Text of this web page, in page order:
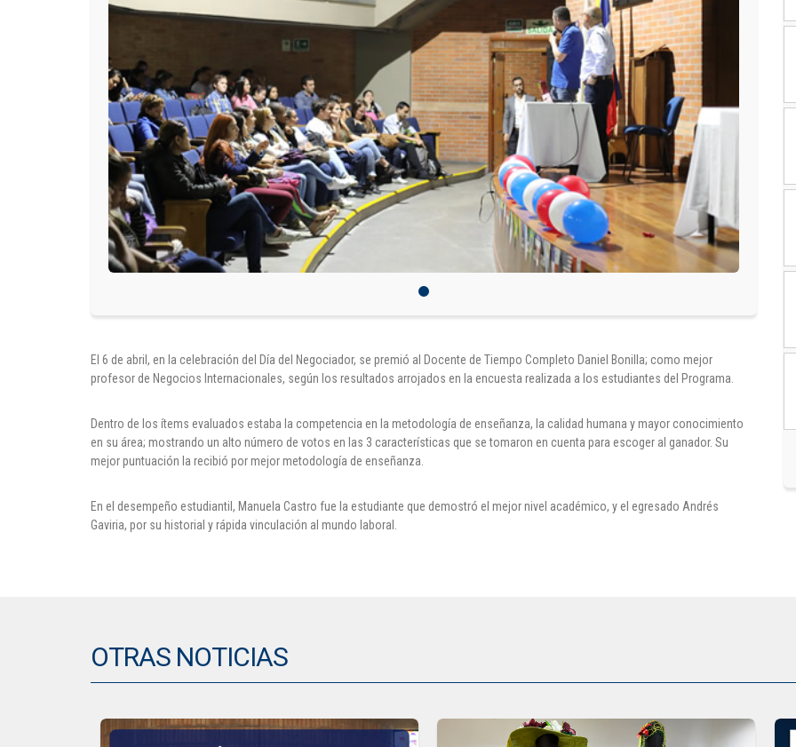
El 6 de abril, en la celebración del Día del Negociador, se premió al Docente de Tiempo Completo Daniel Bonilla; como mejor
profesor de Negocios Internacionales, según los resultados arrojados en la encuesta realizada a los estudiantes del Programa.
Dentro de los ítems evaluados estaba la competencia en la metodología de enseñanza, la calidad humana y mayor conocimiento
en su área; mostrando un alto número de votos en las 3 características que se tomaron en cuenta para escoger al ganador. Su
mejor puntuación la recibió por mejor metodología de enseñanza.
En el desempeño estudiantil, Manuela Castro fue la estudiante que demostró el mejor nivel académico, y el egresado Andrés
Gaviria, por su historial y rápida vinculación al mundo laboral.
OTRAS NOTICIAS